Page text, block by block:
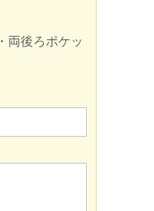
両後ろポケッ